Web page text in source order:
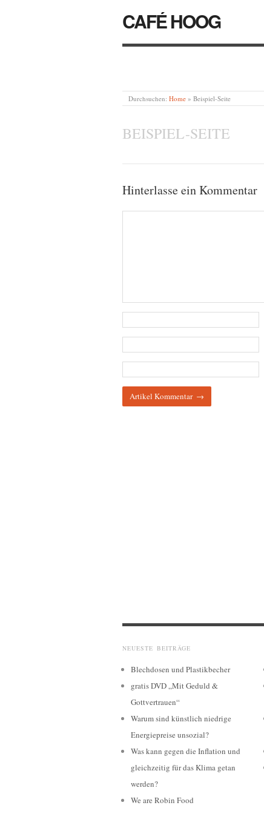
CAFÉ HOOG
Durchsuchen: Home » Beispiel-Seite
BEISPIEL-SEITE
Hinterlasse ein Kommentar
NEUESTE BEITRÄGE
Blechdosen und Plastikbecher
gratis DVD „Mit Geduld &
Gottvertrauen“
Warum sind künstlich niedrige
Energiepreise unsozial?
Was kann gegen die Inflation und
gleichzeitig für das Klima getan
werden?
We are Robin Food